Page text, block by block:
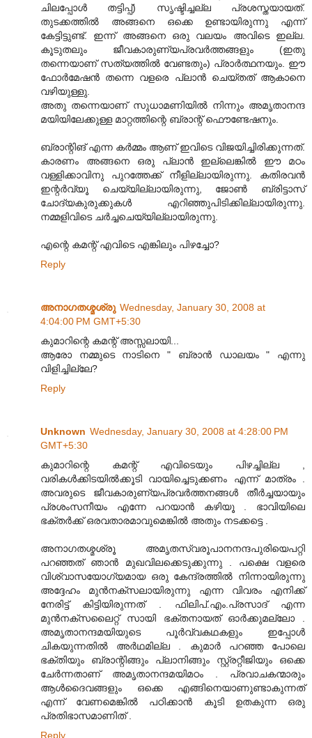
ചിലപ്പോള്‍ തട്ടിപ്പ്) സൃഷ്ടിച്ചല്ല പ്രശസ്തയായത്.
തുടക്കത്തില്‍ അങ്ങനെ ഒക്കെ ഉണ്ടായിരുന്നു എന്ന്
കേട്ടിട്ടുണ്ട്. ഇന്ന് അങ്ങനെ ഒരു വലയം അവിടെ ഇല്ല.
കൂടുതലും ജീവകാരുണ്യപ്രവര്‍ത്തങ്ങളും (ഇതു
തന്നെയാണ് സത്യത്തില്‍ വേണ്ടതും) പ്രാര്‍ത്ഥനയും. ഈ
ഫോര്‍മേഷന്‍ തന്നെ വളരെ പ്ലാന്‍ ചെയ്തത് ആകാനെ
വഴിയുള്ളു.
അതു തന്നെയാണ് സുധാമണിയില്‍ നിന്നും അമൃതാനന്ദ
മയിയിലേക്കുള്ള മാറ്റത്തിന്റെ ബ്രാന്റ് ഫൌണ്ടേഷനും.
ബ്രാന്റിങ് എന്ന കര്‍മ്മം ആണ് ഇവിടെ വിജയിച്ചിരിക്കുന്നത്.
കാരണം അങ്ങനെ ഒരു പ്ലാന്‍ ഇല്ലെങ്കില്‍ ഈ മഠം
വള്ളിക്കാവിനു പുറത്തേക്ക് നീളില്ലായിരുന്നു. കതിരവന്‍
ഇന്റര്‍വ്യൂ ചെയ്യില്ലായിരുന്നു, ജോണ്‍ ബ്രിട്ടാസ്
ചോദ്യകുരുക്കുകള്‍ എറിഞ്ഞുപിടിക്കില്ലായിരുന്നു.
നമ്മളിവിടെ ചര്‍ച്ചചെയ്യില്ലായിരുന്നു.
എന്റെ കമന്റ് എവിടെ എങ്കിലും പിഴച്ചോ?
Reply
അനാഗതശ്മശ്രു Wednesday, January 30, 2008 at
4:04:00 PM GMT+5:30
കുമാറിന്റെ കമന്റ് അസ്സലായി...
ആരോ നമ്മുടെ നാടിനെ " ബ്രാന്‍ ഡാലയം " എന്നു
വിളിച്ചില്ലേ?
Reply
Unknown Wednesday, January 30, 2008 at 4:28:00 PM
GMT+5:30
കുമാറിന്റെ കമന്റ് എവിടെയും പിഴച്ചില്ല ,
വരികള്‍ക്കിടയില്‍ക്കൂടി വായിച്ചെടുക്കണം എന്ന് മാത്രം .
അവരുടെ ജീവകാരുണ്യപ്രവര്‍ത്തനങ്ങള്‍ തീര്‍ച്ചയായും
പ്രശംസനീയം എന്നേ പറയാന്‍ കഴിയൂ . ഭാവിയിലെ
ഭക്തര്‍ക്ക് ഒരവതാരമാവുമെങ്കില്‍ അതും നടക്കട്ടെ .
അനാഗതശ്മശ്രൂ അമൃതസ്വരൂപാനനന്ദപുരിയെപറ്റി
പറഞ്ഞത് ഞാന്‍ മുഖവിലക്കെടുക്കുന്നു . പക്ഷെ വളരെ
വിശ്വാസയോഗ്യമായ ഒരു കേന്ദ്രത്തില്‍ നിന്നായിരുന്നു
അദ്ദേഹം മുന്‍‌നക്സലായിരുന്നു എന്ന വിവരം എനിക്ക്
നേരിട്ട് കിട്ടിയിരുന്നത് . ഫിലിപ്.എം.പ്രസാദ് എന്ന
മുന്‍‌നക്സലൈറ്റ് സായി ഭക്തനായത് ഓര്‍ക്കുമല്ലോ .
അമൃതാനന്ദമയിയുടെ പൂര്‍വ്വകഥകളും ഇപ്പോള്‍
ചികയുന്നതില്‍ അര്‍ഥമില്ല . കുമാര്‍ പറഞ്ഞ പോലെ
ഭക്തിയും ബ്രാന്റിങ്ങും പ്ലാനിങ്ങും സ്റ്റ്രറ്റീജിയും ഒക്കെ
ചേര്‍ന്നതാണ് അമൃതാനന്ദമയിമഠം . പ്രവാചകന്മാരും
ആള്‍ദൈവങ്ങളും ഒക്കെ എങ്ങിനെയാണുണ്ടാകുന്നത്
എന്ന് വേണമെങ്കില്‍ പഠിക്കാന്‍ കൂടി ഉതകുന്ന ഒരു
പ്രതിഭാസമാണിത് .
Reply